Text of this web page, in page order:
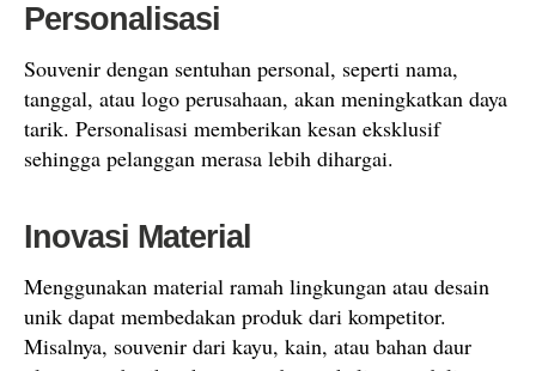
Personalisasi
Souvenir dengan sentuhan personal, seperti nama,
tanggal, atau logo perusahaan, akan meningkatkan daya
tarik. Personalisasi memberikan kesan eksklusif
sehingga pelanggan merasa lebih dihargai.
Inovasi Material
Menggunakan material ramah lingkungan atau desain
unik dapat membedakan produk dari kompetitor.
Misalnya, souvenir dari kayu, kain, atau bahan daur